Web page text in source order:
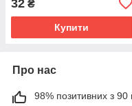
32 ₴
Купити
Про нас
98% позитивних з 90